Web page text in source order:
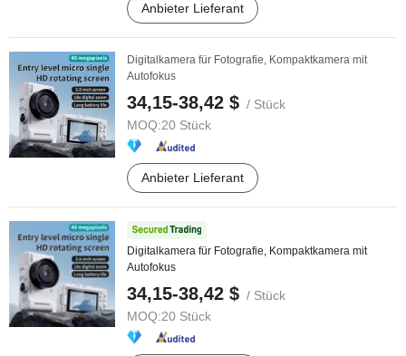
Anbieter Lieferant
Digitalkamera für Fotografie, Kompaktkamera mit
Autofokus
34,15-38,42 $ / Stück
MOQ:20 Stück
Anbieter Lieferant
Digitalkamera für Fotografie, Kompaktkamera mit
Autofokus
34,15-38,42 $ / Stück
MOQ:20 Stück